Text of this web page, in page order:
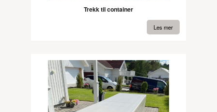
Trekk til container
Les mer